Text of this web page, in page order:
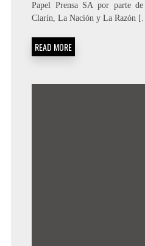
Papel Prensa SA por parte
Clarín, La Nación y La Razón
READ MORE